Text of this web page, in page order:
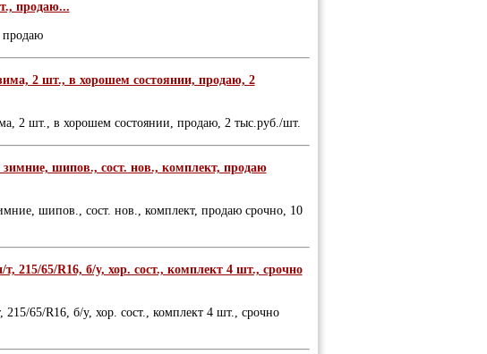
продаю...
2 шт., в хорошем состоянии, продаю, 2
2 шт., в хорошем состоянии, продаю, 2 тыс.руб./шт.
шипов., сост. нов., комплект, продаю
шипов., сост. нов., комплект, продаю срочно, 10
215/65/R16, б/у, хор. сост., комплект 4 шт., срочно
65/R16, б/у, хор. сост., комплект 4 шт., срочно